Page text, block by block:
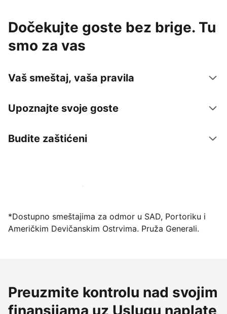
Dočekujte goste bez brige. Tu
smo za vas
Vaš smeštaj, vaša pravila
Upoznajte svoje goste
Budite zaštićeni
Registrujte svoj objekat već danas
*Dostupno smeštajima za odmor u SAD, Portoriku i
Američkim Devičanskim Ostrvima. Pruža Generali.
Preuzmite kontrolu nad svojim
finansijama uz Uslugu naplate